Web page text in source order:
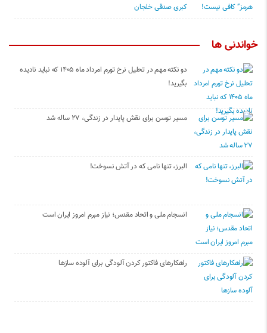
کبری صدقی خلجان
خواندنی ها
دو نکته مهم در تحلیل نرخ تورم امرداد ماه ۱۴۰۵ که نباید نادیده
بگیرید!
مسیر توسن برای نقش پایدار در زندگی، ۲۷ ساله شد
البرز، تنها نامی که در آتش نسوخت!
انسجام ملی و اتحاد مقدس؛ نیاز مبرم امروز ایران است
راهکارهای فاکتور کردن آلودگی برای آلوده سازها